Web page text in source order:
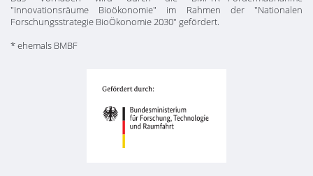
"Innovationsräume Bioökonomie" im Rahmen der "Nationalen
Forschungsstrategie BioÖkonomie 2030" gefördert.
* ehemals BMBF